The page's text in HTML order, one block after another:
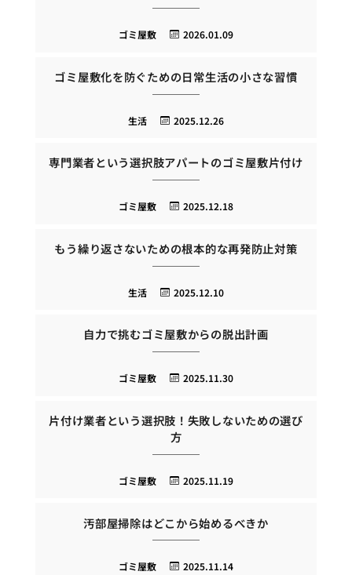
2026.01.09
ゴミ屋敷
ゴミ屋敷化を防ぐための日常生活の小さな習慣
2025.12.26
生活
専門業者という選択肢アパートのゴミ屋敷片付け
2025.12.18
ゴミ屋敷
もう繰り返さないための根本的な再発防止対策
2025.12.10
生活
自力で挑むゴミ屋敷からの脱出計画
2025.11.30
ゴミ屋敷
片付け業者という選択肢！失敗しないための選び
方
2025.11.19
ゴミ屋敷
汚部屋掃除はどこから始めるべきか
2025.11.14
ゴミ屋敷